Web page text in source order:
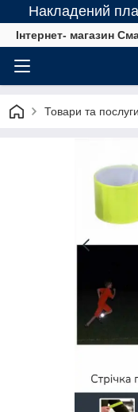
Накладений
Інтернет- магазин
Товари та послуги